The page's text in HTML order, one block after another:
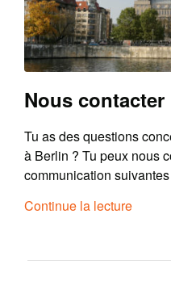
Nous contacter
Tu as des questions
à Berlin ? Tu peux nous
communication
Continue la lecture